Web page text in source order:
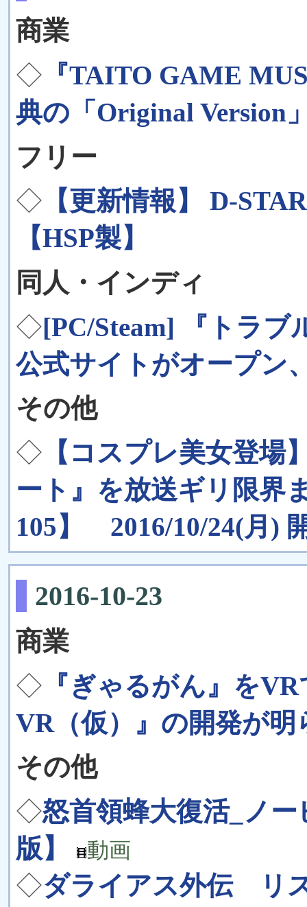
商業
◇ 『TAITO GAME
典の「Original Version
フリー
◇ 【更新情報】 D-
【HSP製】
同人・インディ
◇[PC/Steam] 『トラ
公式サイトがオープン
その他
◇ 【コスプレ美女登場
ート』を放送ギリ限界
105】 2016/10/24(月)
2016-10-23
商業
◇ 『ぎゃるがん』を
VR（仮）』の開発が明
その他
◇怒首領蜂大復活_ノ
版】
動画
◇ダライアス外伝 リ